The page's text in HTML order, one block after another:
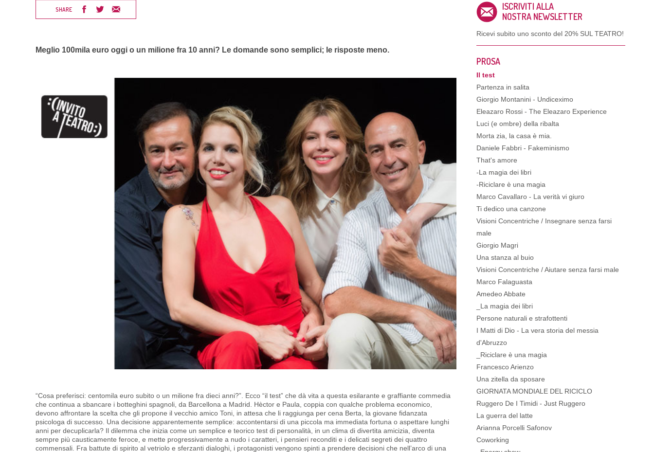
SHARE
Meglio 100mila euro oggi o un milione fra 10 anni? Le domande sono semplici; le risposte meno.
“Cosa preferisci: centomila euro subito o un milione fra dieci anni?”. Ecco “il test” che dà vita a questa esilarante e graffiante commedia
che continua a sbancare i botteghini spagnoli, da Barcellona a Madrid. Hèctor e Paula, coppia con qualche problema economico,
devono affrontare la scelta che gli propone il vecchio amico Toni, in attesa che li raggiunga per cena Berta, la giovane fidanzata
psicologa di successo. Una decisione apparentemente semplice: accontentarsi di una piccola ma immediata fortuna o aspettare lunghi
anni per decuplicarla? Il dilemma che inizia come un semplice e teorico test di personalità, in un clima di divertita amicizia, diventa
sempre più causticamente feroce, e mette progressivamente a nudo i caratteri, i pensieri reconditi e i delicati segreti dei quattro
commensali. Fra battute di spirito al vetriolo e sferzanti dialoghi, i protagonisti vengono spinti a prendere decisioni che nell’arco di una
ISCRIVITI ALLA
NOSTRA NEWSLETTER
Ricevi subito uno sconto del 20% SUL TEATRO!
PROSA
Il test
Partenza in salita
Giorgio Montanini - Undiceximo
Eleazaro Rossi - The Eleazaro Experience
Luci (e ombre) della ribalta
Morta zia, la casa è mia.
Daniele Fabbri - Fakeminismo
That's amore
-La magia dei libri
-Riciclare è una magia
Marco Cavallaro - La verità vi giuro
Ti dedico una canzone
Visioni Concentriche / Insegnare senza farsi
male
Giorgio Magri
Una stanza al buio
Visioni Concentriche / Aiutare senza farsi male
Marco Falaguasta
Amedeo Abbate
_La magia dei libri
Persone naturali e strafottenti
I Matti di Dio - La vera storia del messia
d'Abruzzo
_Riciclare è una magia
Francesco Arienzo
Una zitella da sposare
GIORNATA MONDIALE DEL RICICLO
Ruggero De I Timidi - Just Ruggero
La guerra del latte
Arianna Porcelli Safonov
Coworking